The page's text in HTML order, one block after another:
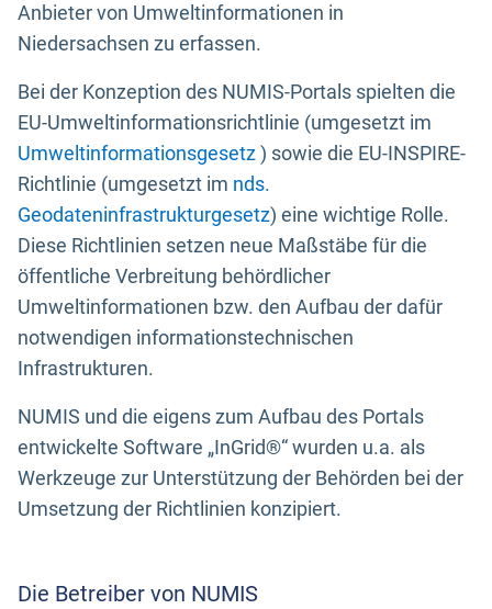
Anbieter von Umweltinformationen in
Niedersachsen zu erfassen.
Bei der Konzeption des NUMIS-Portals spielten die
EU-Umweltinformationsrichtlinie (umgesetzt im
Umweltinformationsgesetz) sowie die EU-INSPIRE-
Richtlinie (umgesetzt im nds.
Geodateninfrastrukturgesetz) eine wichtige Rolle.
Diese Richtlinien setzen neue Maßstäbe für die
öffentliche Verbreitung behördlicher
Umweltinformationen bzw. den Aufbau der dafür
notwendigen informationstechnischen
Infrastrukturen.
NUMIS und die eigens zum Aufbau des Portals
entwickelte Software „InGrid®“ wurden u.a. als
Werkzeuge zur Unterstützung der Behörden bei der
Umsetzung der Richtlinien konzipiert.
Die Betreiber von NUMIS